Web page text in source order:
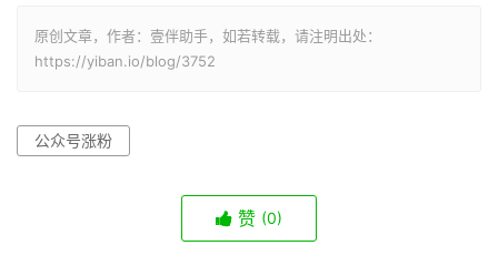
原创文章，作者：壹伴助手，如若转载，请注明出处：
https://yiban.io/blog/3752
公众号涨粉
赞 (0)